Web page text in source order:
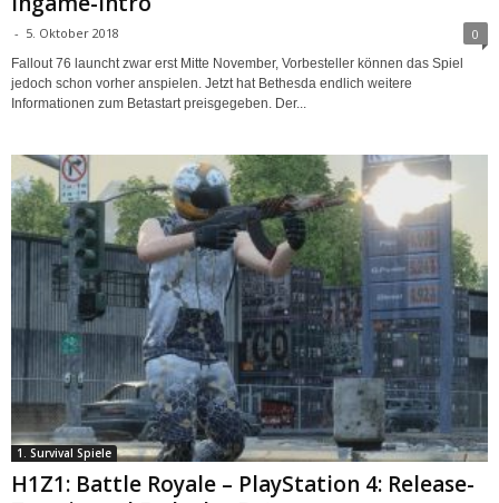
- 5. Oktober 2018 0
Fallout 76 launcht zwar erst Mitte November, Vorbesteller können das Spiel
jedoch schon vorher anspielen. Jetzt hat Bethesda endlich weitere
Informationen zum Betastart preisgegeben. Der...
1. Survival Spiele
H1Z1: Battle Royale – PlayStation 4: Release-